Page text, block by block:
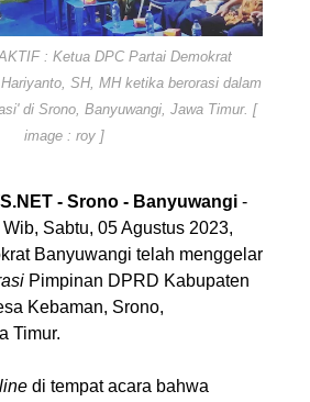
: Ketua DPC Partai Demokrat
SH, MH ketika berorasi dalam
di Srono, Banyuwangi, Jawa Timur. [
image : roy ]
- Srono - Banyuwangi -
Sabtu, 05 Agustus 2023,
Banyuwangi telah menggelar
Pimpinan DPRD Kabupaten
Kebaman, Srono,
Timur.
di tempat acara bahwa